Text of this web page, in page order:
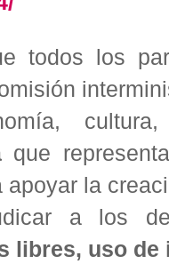
todos los
que
apoyar la
a los
libres, uso